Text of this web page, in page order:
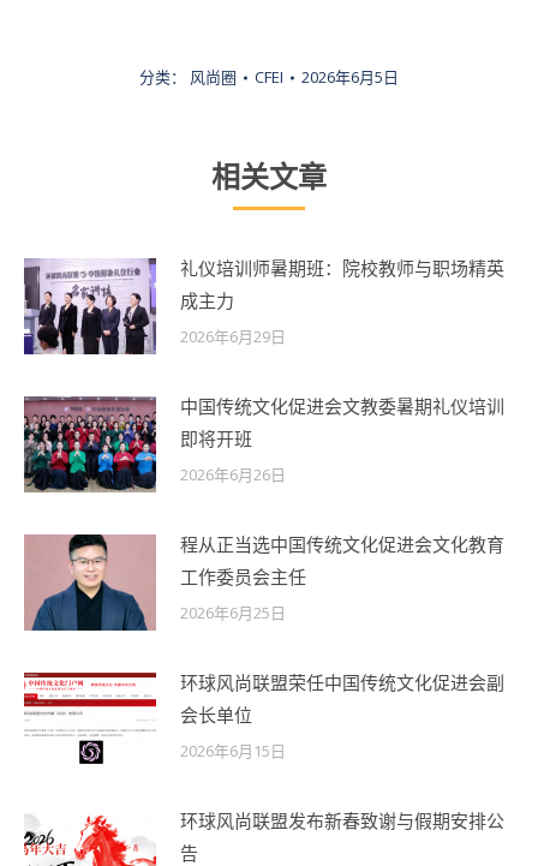
分类： 风尚圈 CFEI 2026年6月5日
相关文章
礼仪培训师暑期班：院校教师与职场精英
成主力
2026年6月29日
中国传统文化促进会文教委暑期礼仪培训
即将开班
2026年6月26日
程从正当选中国传统文化促进会文化教育
工作委员会主任
2026年6月25日
环球风尚联盟荣任中国传统文化促进会副
会长单位
2026年6月15日
环球风尚联盟发布新春致谢与假期安排公
告